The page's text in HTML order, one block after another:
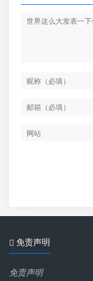
免责声明
免责声明